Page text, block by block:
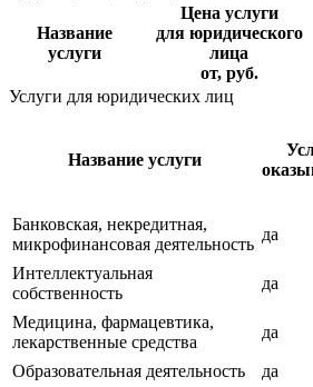
Название
услуги
Цена услуги
для юридического
лица
от, руб.
Услуги для юридических лиц
Название услуги
Банковская, некредитная,
микрофинансовая деятельность
да
Интеллектуальная
собственность
да
Медицина, фармацевтика,
лекарственные средства
да
Образовательная деятельность
да